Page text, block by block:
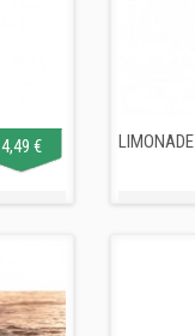
4,49 € LIMONADE